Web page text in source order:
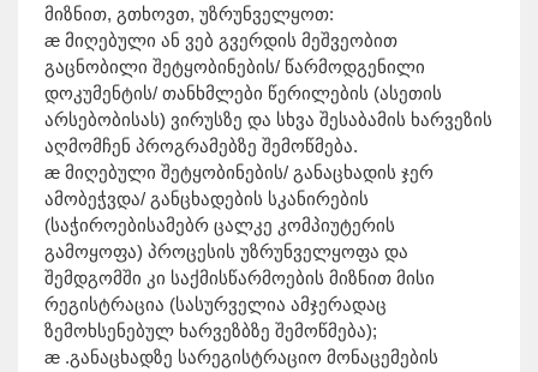
მიზნით, გთხოვთ, უზრუნველყოთ:
æ მიღებული ან ვებ გვერდის მეშვეობით
გაცნობილი შეტყობინების/ წარმოდგენილი
დოკუმენტის/ თანხმლები წერილების (ასეთის
არსებობისას) ვირუსზე და სხვა შესაბამის ხარვეზის
აღმომჩენ პროგრამებზე შემოწმება.
æ მიღებული შეტყობინების/ განაცხადის ჯერ
ამობეჭვდა/ განცხადების სკანირების
(საჭიროებისამებრ ცალკე კომპიუტერის
გამოყოფა) პროცესის უზრუნველყოფა და
შემდგომში კი საქმისწარმოების მიზნით მისი
რეგისტრაცია (სასურველია ამჯერადაც
ზემოხსენებულ ხარვეზბზე შემოწმება);
æ .განაცხადზე სარეგისტრაციო მონაცემების